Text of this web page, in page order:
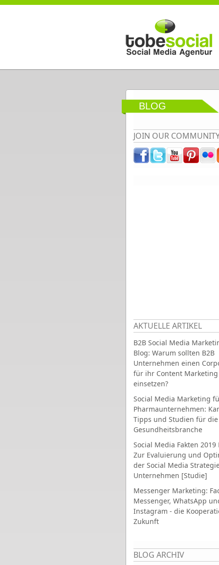
Direkt zum Inhalt
BLOG
JOIN OUR
AKTUELLE ARTIKEL
B2B Social Media
Blog: Warum sollten B2B
Unternehmen einen
für ihr Content Marketing
einsetzen?
Social Media Marketing
Pharmaunternehmen:
Tipps und Studien für die
Gesundheitsbranche
Social Media Fakten 2019
Zur Evaluierung und
der Social Media
Unternehmen [Studie]
Messenger Marketing:
Messenger, WhatsApp
Instagram - die
Zukunft
BLOG ARCHIV
Seiten